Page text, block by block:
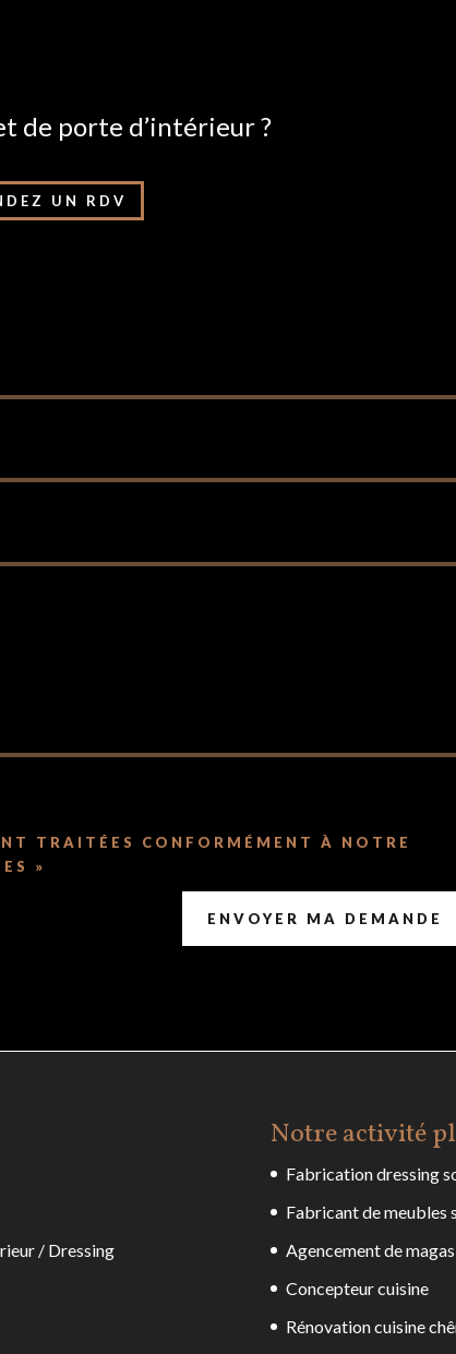
de porte d’intérieur ?
UN RDV
TRAITÉES CONFORMÉMENT À NOTRE
»
ENVOYER MA DEMANDE
/ Dressing
Notre activité
Fabrication dressing
Fabricant de meubles
Agencement de
Concepteur cuisine
Rénovation cuisine